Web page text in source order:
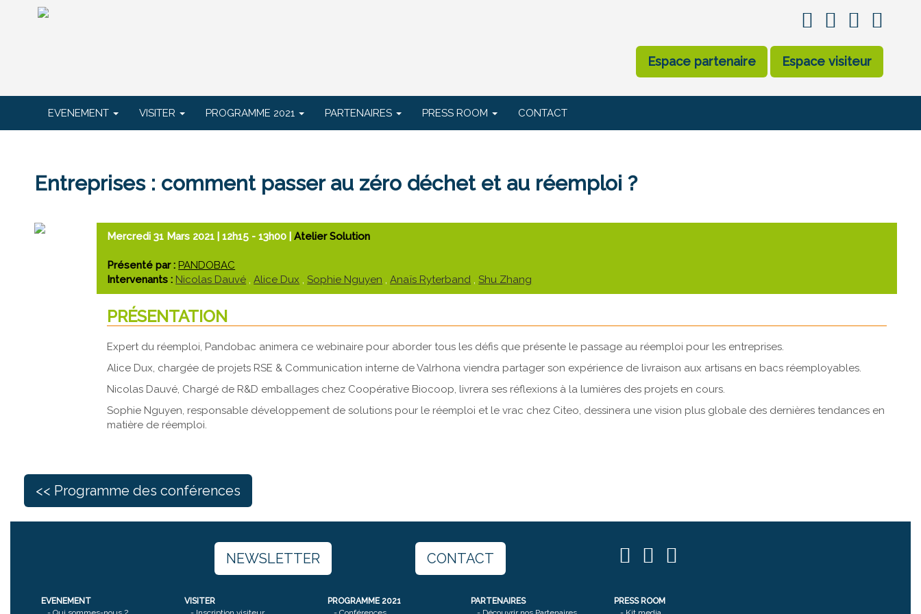
Espace partenaire Espace visiteur
EVENEMENT VISITER PROGRAMME 2021 PARTENAIRES PRESS ROOM CONTACT
Entreprises : comment passer au zéro déchet et au réemploi ?
Mercredi 31 Mars 2021 | 12h15 - 13h00 |Atelier Solution
Présenté par : PANDOBAC
Intervenants : Nicolas Dauvé ,Alice Dux ,Sophie Nguyen ,Anaïs Ryterband ,Shu Zhang
PRÉSENTATION
Expert du réemploi, Pandobac animera ce webinaire pour aborder tous les défis que présente le passage au réemploi pour les entreprises.
Alice Dux, chargée de projets RSE & Communication interne de Valrhona viendra partager son expérience de livraison aux artisans en bacs réemployables.
Nicolas Dauvé, Chargé de R&D emballages chez Coopérative Biocoop, livrera ses réflexions à la lumières des projets en cours.
Sophie Nguyen, responsable développement de solutions pour le réemploi et le vrac chez Citeo, dessinera une vision plus globale des dernières tendances en
matière de réemploi.
<< Programme des conférences
NEWSLETTER CONTACT
EVENEMENT
VISITER
PROGRAMME 2021
PARTENAIRES
PRESS ROOM